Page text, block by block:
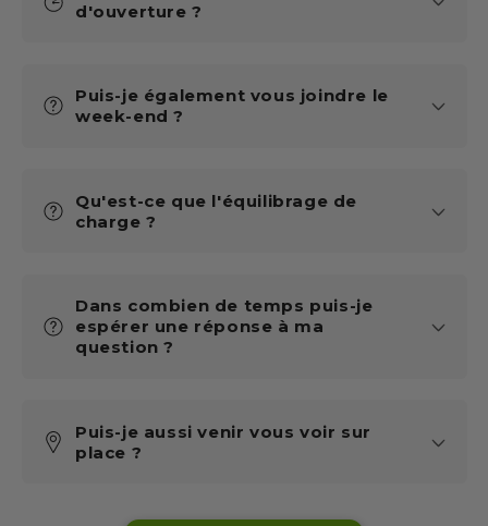
d'ouverture ?
Puis-je également vous joindre le
week-end ?
Qu'est-ce que l'équilibrage de
charge ?
Dans combien de temps puis-je
espérer une réponse à ma
question ?
Puis-je aussi venir vous voir sur
place ?